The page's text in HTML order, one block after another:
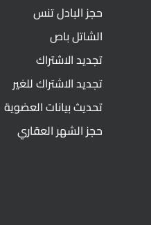
حجز البادل تنس
الشاتل باص
تجديد الاشتراك
تجديد الاشتراك للغير
تحديث بيانات العضوية
حجز الشهر العقاري